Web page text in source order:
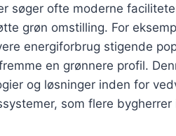
søger ofte moderne
grøn omstilling. For
energiforbrug stigende
en grønnere profil.
og løsninger inden for
som flere bygherrer